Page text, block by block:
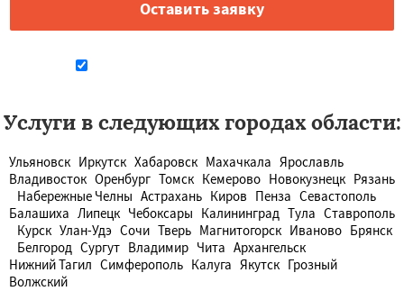
Услуги в следующих городах области:
Ульяновск Иркутск Хабаровск Махачкала Ярославль
Владивосток Оренбург Томск Кемерово Новокузнецк Рязань
Набережные Челны Астрахань Киров Пенза Севастополь
Балашиха Липецк Чебоксары Калининград Тула Ставрополь
Курск Улан-Удэ Сочи Тверь Магнитогорск Иваново Брянск
Белгород Сургут Владимир Чита Архангельск
Нижний Тагил Симферополь Калуга Якутск Грозный
Волжский